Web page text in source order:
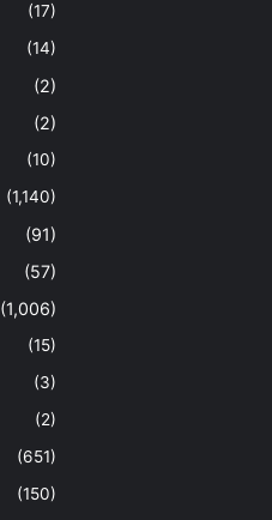
(17)
(14)
(2)
(2)
(10)
(1,140)
(91)
(57)
(1,006)
(15)
(3)
(2)
(651)
(150)